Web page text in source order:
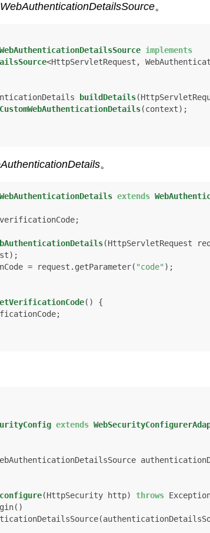
。
implements
<HttpServletRequest,
buildDetails
CustomWebAuthenticationDetails(context);
。
extends
(HttpServletRequest
= request.getParameter(
"code" );
()
{
extends
configure(HttpSecurity http) throws